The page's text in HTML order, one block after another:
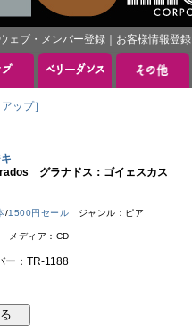
ウェブ・メンバー登録 お客様情報登録
ップ］
グラナドス：ゴイェスカス
/1500円セール ジャンル：ピア
メディア：CD
：TR-1188